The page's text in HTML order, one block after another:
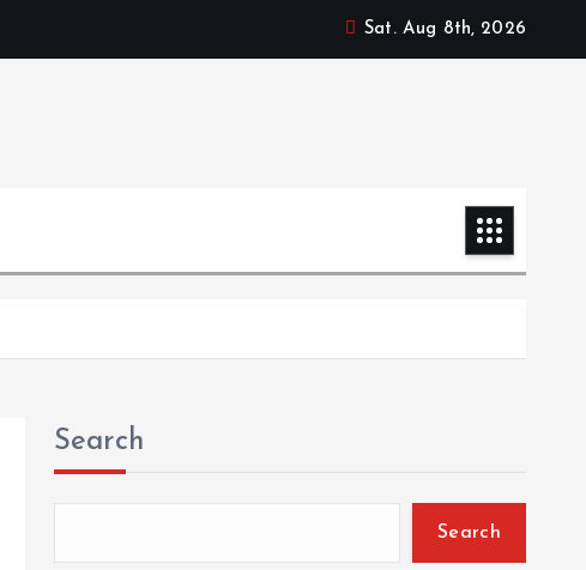
Sat. Aug 8th, 2026
Search
Search